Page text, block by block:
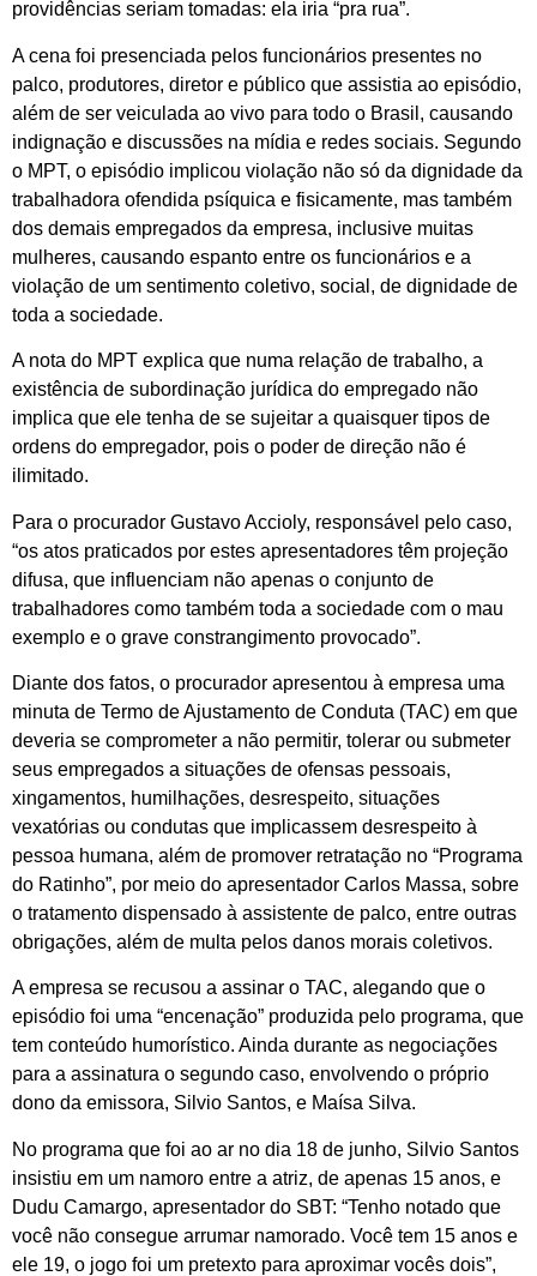
providências seriam tomadas: ela iria “pra rua”.
A cena foi presenciada pelos funcionários presentes no
palco, produtores, diretor e público que assistia ao episódio,
além de ser veiculada ao vivo para todo o Brasil, causando
indignação e discussões na mídia e redes sociais. Segundo
o MPT, o episódio implicou violação não só da dignidade da
trabalhadora ofendida psíquica e fisicamente, mas também
dos demais empregados da empresa, inclusive muitas
mulheres, causando espanto entre os funcionários e a
violação de um sentimento coletivo, social, de dignidade de
toda a sociedade.
A nota do MPT explica que numa relação de trabalho, a
existência de subordinação jurídica do empregado não
implica que ele tenha de se sujeitar a quaisquer tipos de
ordens do empregador, pois o poder de direção não é
ilimitado.
Para o procurador Gustavo Accioly, responsável pelo caso,
“os atos praticados por estes apresentadores têm projeção
difusa, que influenciam não apenas o conjunto de
trabalhadores como também toda a sociedade com o mau
exemplo e o grave constrangimento provocado”.
Diante dos fatos, o procurador apresentou à empresa uma
minuta de Termo de Ajustamento de Conduta (TAC) em que
deveria se comprometer a não permitir, tolerar ou submeter
seus empregados a situações de ofensas pessoais,
xingamentos, humilhações, desrespeito, situações
vexatórias ou condutas que implicassem desrespeito à
pessoa humana, além de promover retratação no “Programa
do Ratinho”, por meio do apresentador Carlos Massa, sobre
o tratamento dispensado à assistente de palco, entre outras
obrigações, além de multa pelos danos morais coletivos.
A empresa se recusou a assinar o TAC, alegando que o
episódio foi uma “encenação” produzida pelo programa, que
tem conteúdo humorístico. Ainda durante as negociações
para a assinatura o segundo caso, envolvendo o próprio
dono da emissora, Silvio Santos, e Maísa Silva.
No programa que foi ao ar no dia 18 de junho, Silvio Santos
insistiu em um namoro entre a atriz, de apenas 15 anos, e
Dudu Camargo, apresentador do SBT: “Tenho notado que
você não consegue arrumar namorado. Você tem 15 anos e
ele 19, o jogo foi um pretexto para aproximar vocês dois”,